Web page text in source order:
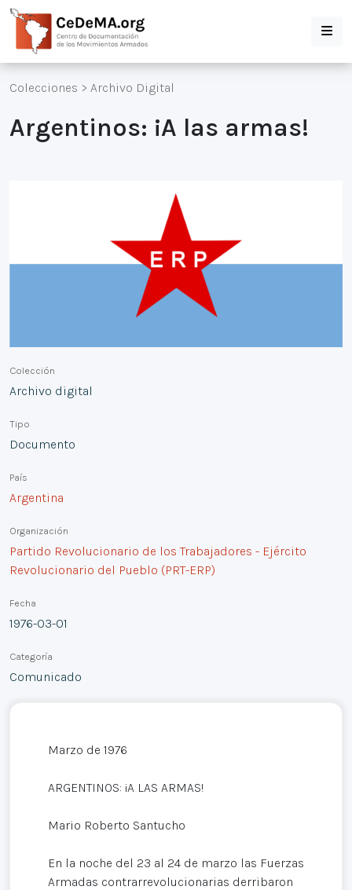
Colecciones > Archivo Digital
Argentinos: ¡A las armas!
Colección
Archivo digital
Tipo
Documento
País
Argentina
Organización
Partido Revolucionario de los Trabajadores - Ejército
Revolucionario del Pueblo (PRT-ERP)
Fecha
1976-03-01
Categoría
Comunicado
Marzo de 1976
ARGENTINOS: ¡A LAS ARMAS!
Mario Roberto Santucho
En la noche del 23 al 24 de marzo las Fuerzas
Armadas contrarrevolucionarias derribaron